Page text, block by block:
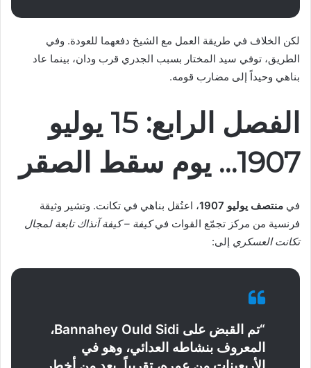
لكن الخلاف في طريقة العمل مع الشيخ دفعهما للعودة. وفي
الطريق، توفي سيد المختار بسبب الجدري قرب ودان، بينما عاد
بناهي وحيداً إلى مضارب قومه.
الفصل الرابع: 15 يوليو
1907… يوم سقط الصقر
في منتصف يوليو 1907
، اعتُقل بناهي في تكانت. وتشير وثيقة
فرنسية من مركز تجمّع القوات فيكيفة – كيفة آنذاك تابعة لمجال
تكانت العسكري إلى:
“تم القبض على Bannahey Ould Sidi،
المعروف بنشاطه العدائي، وهو في